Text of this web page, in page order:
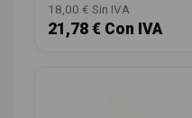
18,00 € Sin IVA
21,78 € Con IVA